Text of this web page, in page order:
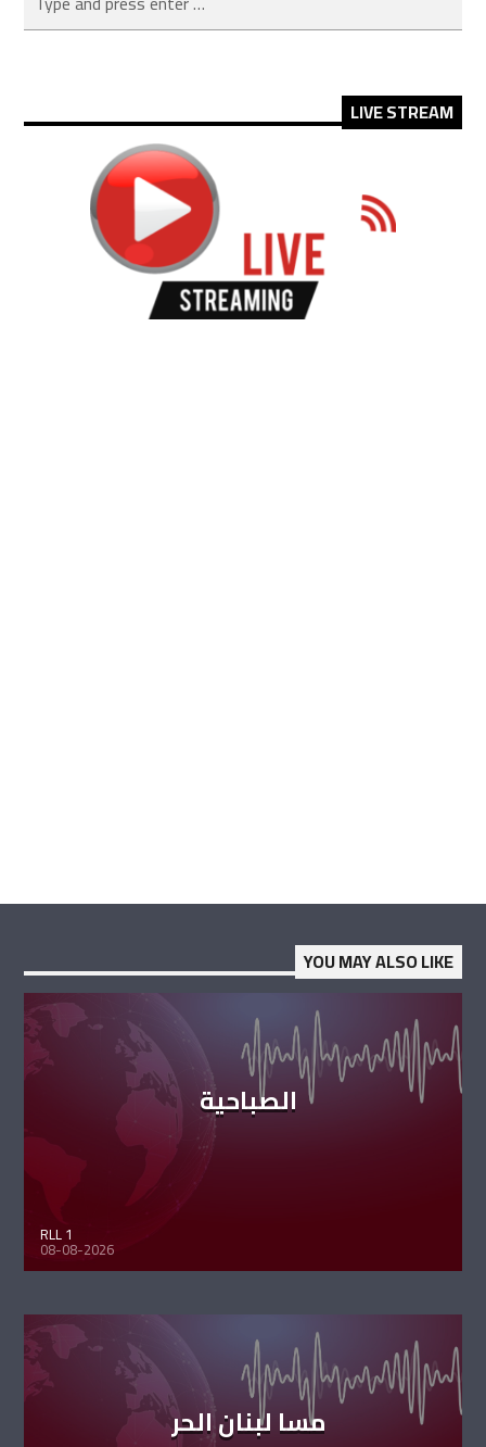
LIVE STREAM
YOU MAY ALSO LIKE
الصباحية
RLL 1
08-08-2026
مسا لبنان الحر